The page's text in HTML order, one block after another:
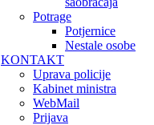
Potrage
Potjernice
Nestale osobe
KONTAKT
Uprava policije
Kabinet ministra
WebMail
Prijava